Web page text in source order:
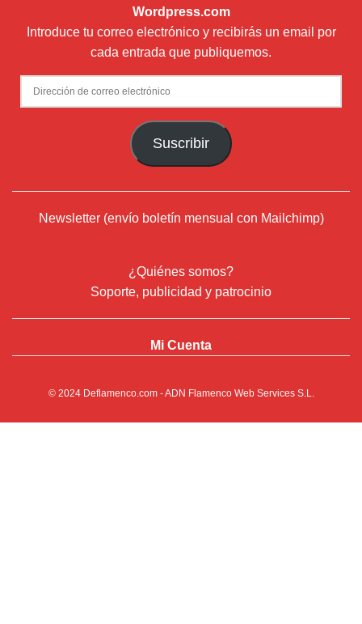
Wordpress.com
Introduce tu correo electrónico y recibirás un email por
cada entrada que publiquemos.
Dirección
de
Suscribir
Newsletter (envío boletín mensual con Mailchimp)
¿Quiénes somos?
Soporte, publicidad y patrocinio
Mi Cuenta
© 2024 Deflamenco.com- ADN Flamenco Web Services S.L.